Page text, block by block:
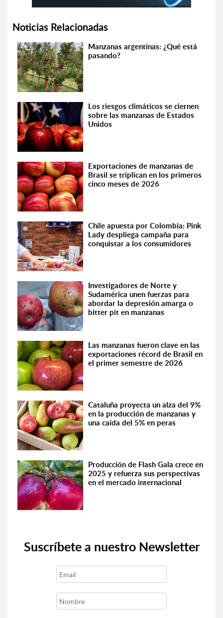
Noticias Relacionadas
Manzanas argentinas: ¿Qué está
pasando?
Los riesgos climáticos se ciernen
sobre las manzanas de Estados
Unidos
Exportaciones de manzanas de
Brasil se triplican en los primeros
cinco meses de 2026
Chile apuesta por Colombia: Pink
Lady despliega campaña para
conquistar a los consumidores
Investigadores de Norte y
Sudamérica unen fuerzas para
abordar la depresión amarga o
bitter pit en manzanas
Las manzanas fueron clave en las
exportaciones récord de Brasil en
el primer semestre de 2026
Cataluña proyecta un alza del 9%
en la producción de manzanas y
una caída del 5% en peras
Producción de Flash Gala crece en
2025 y refuerza sus perspectivas
en el mercado internacional
Suscríbete a nuestro Newsletter